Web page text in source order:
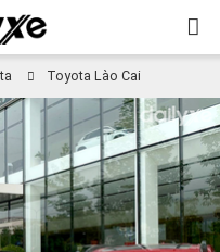
Toyota Lào Cai